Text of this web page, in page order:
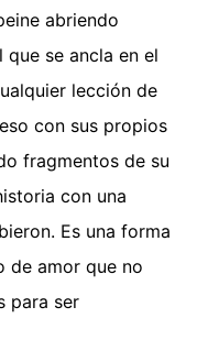
abriendo
que se ancla en el
lección de
con sus propios
fragmentos de su
con una
Es una forma
de amor que no
para ser